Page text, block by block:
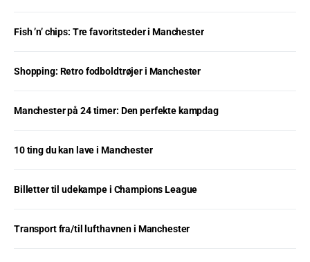
Fish ’n’ chips: Tre favoritsteder i Manchester
Shopping: Retro fodboldtrøjer i Manchester
Manchester på 24 timer: Den perfekte kampdag
10 ting du kan lave i Manchester
Billetter til udekampe i Champions League
Transport fra/til lufthavnen i Manchester